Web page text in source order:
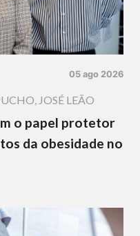
05 ago 2026
, JOSÉ LEÃO
o papel protetor
da obesidade no